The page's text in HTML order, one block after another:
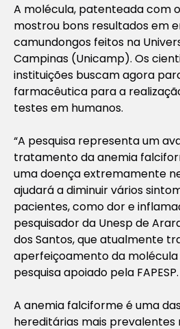
A molécula, patenteada com
mostrou bons resultados em
camundongos feitos na
Campinas (Unicamp). Os
instituições buscam agora
farmacêutica para a
testes em humanos.
“A pesquisa representa um
tratamento da anemia
uma doença extremamente
ajudará a diminuir vários
pacientes, como dor e
pesquisador da Unesp de
dos Santos, que atualmente
aperfeiçoamento da
pesquisa apoiado pela FAPESP.
A anemia falciforme é uma
hereditárias mais prevalentes